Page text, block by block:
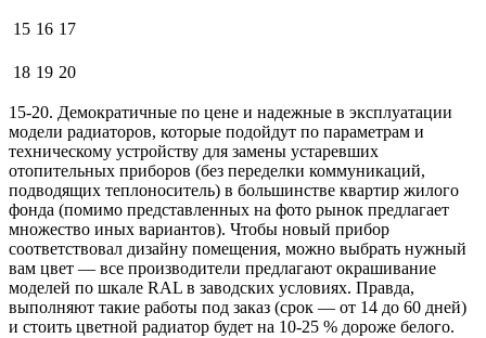
15 16 17
18 19 20
15-20. Демократичные по цене и надежные в эксплуатации
модели радиаторов, которые подойдут по параметрам и
техническому устройству для замены устаревших
отопительных приборов (без переделки коммуникаций,
подводящих теплоноситель) в большинстве квартир жилого
фонда (помимо представленных на фото рынок предлагает
множество иных вариантов). Чтобы новый прибор
соответствовал дизайну помещения, можно выбрать нужный
вам цвет — все производители предлагают окрашивание
моделей по шкале RAL в заводских условиях. Правда,
выполняют такие работы под заказ (срок — от 14 до 60 дней)
и стоить цветной радиатор будет на 10-25 % дороже белого.